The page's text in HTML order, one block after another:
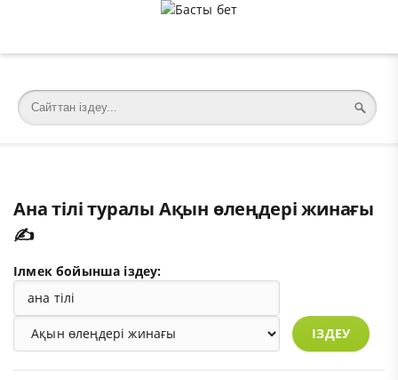
Ана тілі туралы Ақын өлеңдері жинағы
✍️
Ілмек бойынша іздеу:
ІЗДЕУ